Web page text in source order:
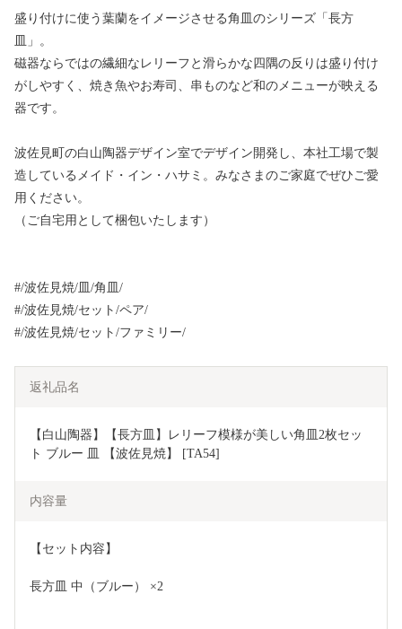
盛り付けに使う葉蘭をイメージさせる角皿のシリーズ「長方
皿」。
磁器ならではの繊細なレリーフと滑らかな四隅の反りは盛り付け
がしやすく、焼き魚やお寿司、串ものなど和のメニューが映える
器です。
波佐見町の白山陶器デザイン室でデザイン開発し、本社工場で製
造しているメイド・イン・ハサミ。みなさまのご家庭でぜひご愛
用ください。
（ご自宅用として梱包いたします）
#/波佐見焼/皿/角皿/
#/波佐見焼/セット/ペア/
#/波佐見焼/セット/ファミリー/
返礼品名
【白山陶器】【長方皿】レリーフ模様が美しい角皿2枚セッ
ト ブルー 皿 【波佐見焼】 [TA54]
内容量
【セット内容】
長方皿 中（ブルー） ×2